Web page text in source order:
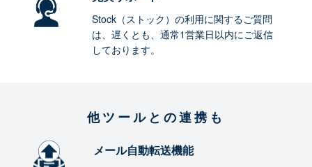
Stock（ストック）の利用に関するご質問
は、遅くとも、通常1営業日以内にご返信
しております。
他ツールとの連携も
メール自動転送機能